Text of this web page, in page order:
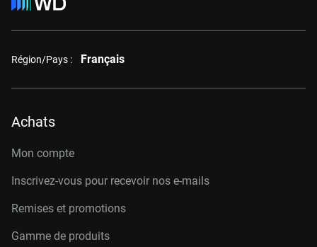
Région/Pays : Français
Achats
Mon compte
Inscrivez-vous pour recevoir nos e-mails
Remises et promotions
Gamme de produits